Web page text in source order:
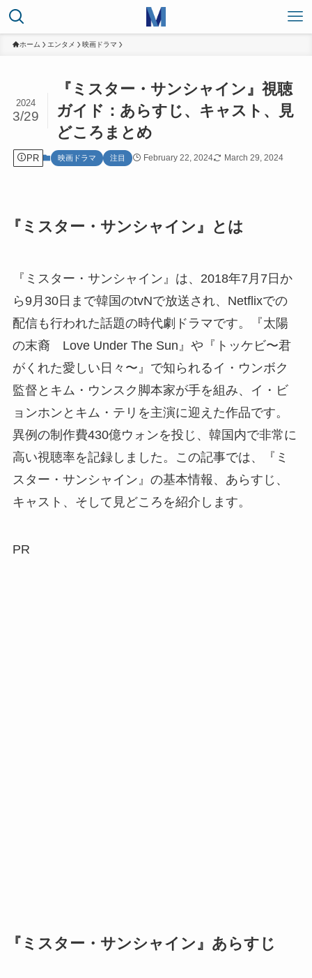
ホーム エンタメ 映画ドラマ
『ミスター・サンシャイン』視聴
ガイド：あらすじ、キャスト、見
どころまとめ
2024
3/29
PR 映画ドラマ 注目 February 22, 2024 March 29, 2024
『ミスター・サンシャイン』とは
『ミスター・サンシャイン』は、2018年7月7日か
ら9月30日まで韓国のtvNで放送され、Netflixでの
配信も行われた話題の時代劇ドラマです。『太陽
の末裔 Love Under The Sun』や『トッケビ〜君
がくれた愛しい日々〜』で知られるイ・ウンボク
監督とキム・ウンスク脚本家が手を組み、イ・ビ
ョンホンとキム・テリを主演に迎えた作品です。
異例の制作費430億ウォンを投じ、韓国内で非常に
高い視聴率を記録しました。この記事では、『ミ
スター・サンシャイン』の基本情報、あらすじ、
キャスト、そして見どころを紹介します。
PR
『ミスター・サンシャイン』あらすじ